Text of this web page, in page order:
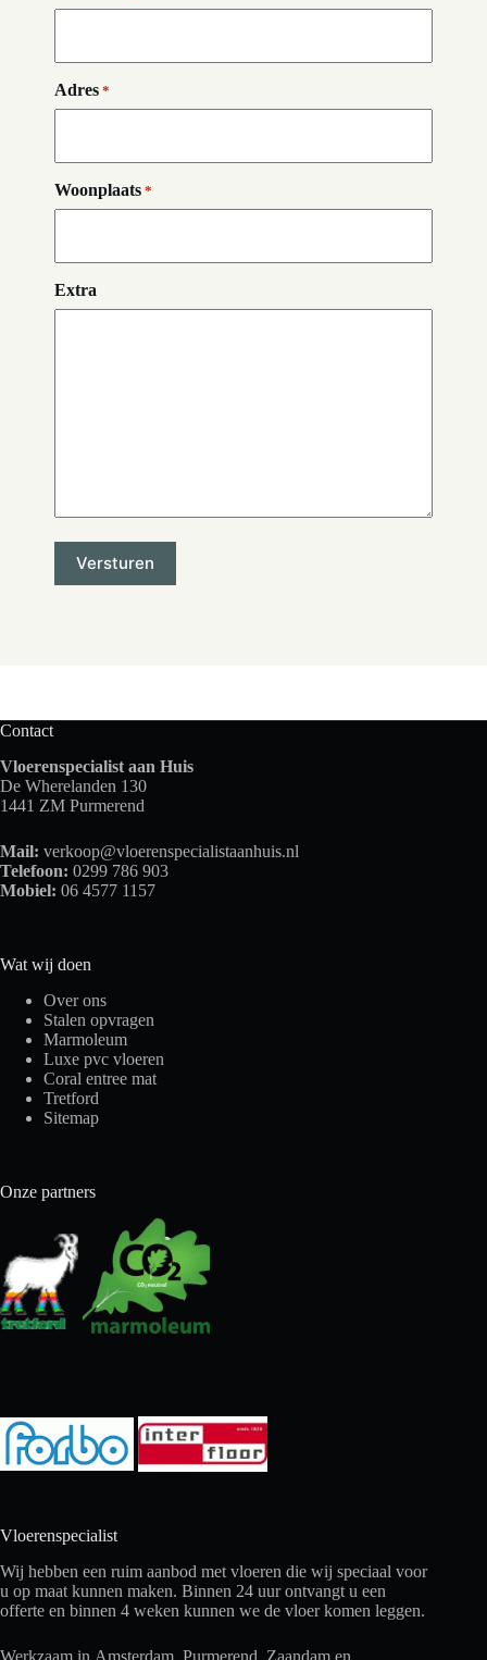
Adres *
Woonplaats *
Extra
Contact
Vloerenspecialist aan Huis
De Wherelanden 130
1441 ZM Purmerend
Mail: verkoop@vloerenspecialistaanhuis.nl
Telefoon: 0299 786 903
Mobiel: 06 4577 1157
Wat wij doen
Over ons
Stalen opvragen
Marmoleum
Luxe pvc vloeren
Coral entree mat
Tretford
Sitemap
Onze partners
Vloerenspecialist
Wij hebben een ruim aanbod met vloeren die wij speciaal voor
u op maat kunnen maken. Binnen 24 uur ontvangt u een
offerte en binnen 4 weken kunnen we de vloer komen leggen.
Werkzaam in Amsterdam , Purmerend, Zaandam en